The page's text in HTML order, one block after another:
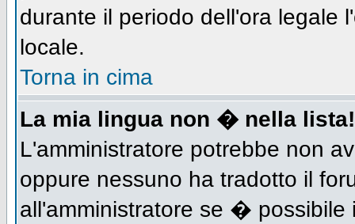
durante il periodo dell'ora legale
locale.
Torna in cima
La mia lingua non � nella lista!
L'amministratore potrebbe non
oppure nessuno ha tradotto il
all'amministratore se � possibile